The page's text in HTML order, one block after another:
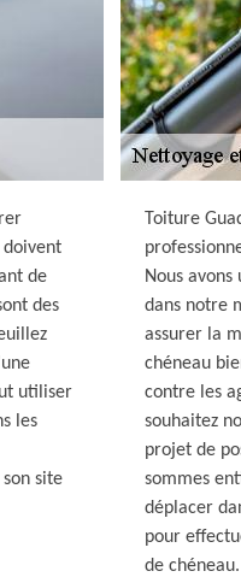
de
des
utiliser
les
site
Toiture
Nous
dans notre
assurer la
chéneau
contre les
souhaitez
projet de
sommes
déplacer
pour
de chéneau.